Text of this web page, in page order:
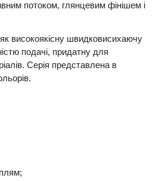
потоком, глянцевим фінішем і
високоякісну швидковисихаючу
подачі, придатну для
Серія представлена в